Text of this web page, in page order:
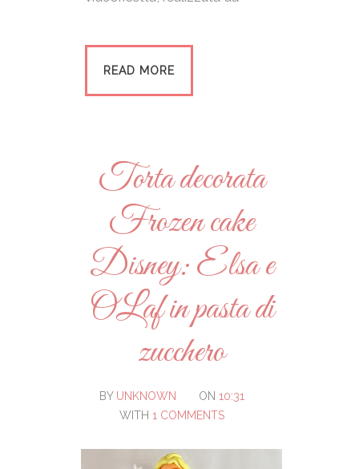
READ MORE
Torta decorata
Frozen cake
Disney: Elsa e
OLaf in pasta di
zucchero
BY UNKNOWN ON 10:31
WITH 1 COMMENTS